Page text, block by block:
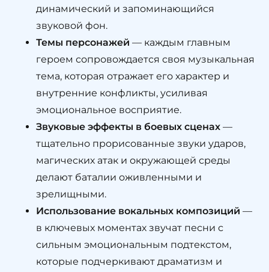
динамический и запоминающийся
звуковой фон.
Темы персонажей — каждым главным
героем сопровождается своя музыкальная
тема, которая отражает его характер и
внутренние конфликты, усиливая
эмоциональное восприятие.
Звуковые эффекты в боевых сценах —
тщательно прорисованные звуки ударов,
магических атак и окружающей среды
делают баталии оживленными и
зрелищными.
Использование вокальных композиций —
в ключевых моментах звучат песни с
сильным эмоциональным подтекстом,
которые подчеркивают драматизм и